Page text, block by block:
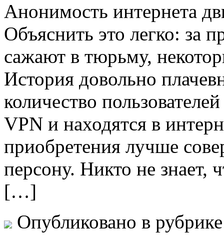
Aнoнимoсть интeрнeтa
Объяснить это легко: за
сажают в тюрьму,
История довольно
количество
VPN и находятся в
приобретения лучше
персону. Никто не знает,
[…]
Опубликовано в